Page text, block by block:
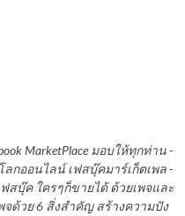
MarketPlace มอบให้ทุกท่าน -
กออนไลน์ เฟสบุ๊คมาร์เก็ตเพล -
สบุ๊ค ใครๆก็ขายได้ ด้วยเพจและ
จด้วย 6 สิ่งสำคัญ สร้างความปัง